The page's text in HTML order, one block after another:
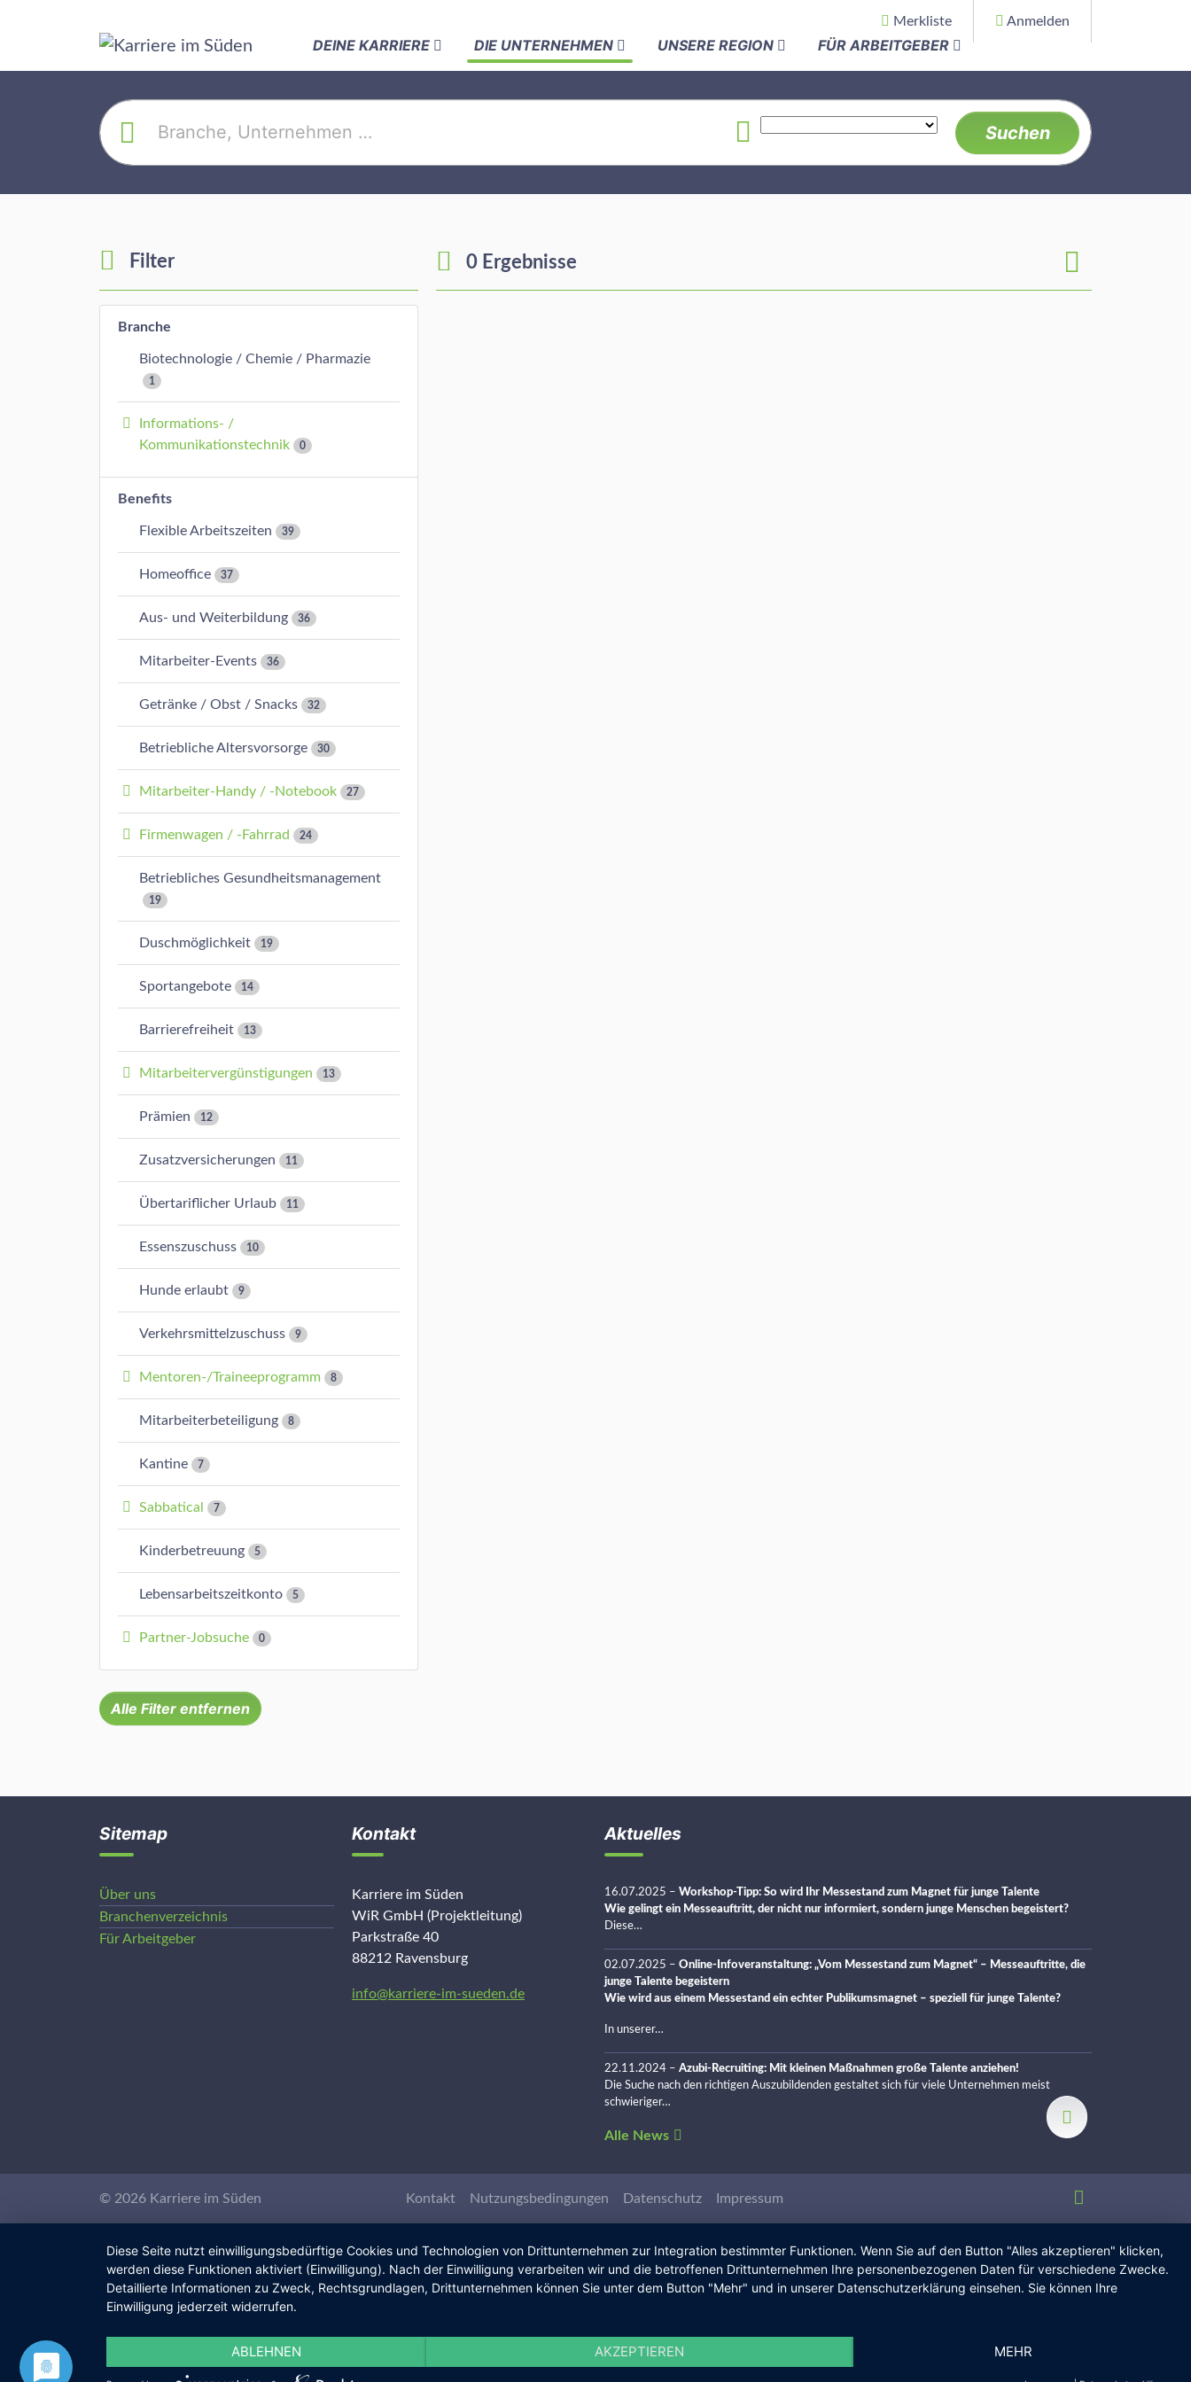
Merkliste Anmelden
DEINE KARRIERE DIE UNTERNEHMEN UNSERE REGION FÜR ARBEITGEBER
Suchen
Filter
Branche
Biotechnologie / Chemie / Pharmazie
1
Informations- /
Kommunikationstechnik
0
Benefits
Flexible Arbeitszeiten 39
Homeoffice 37
Aus- und Weiterbildung 36
Mitarbeiter-Events 36
Getränke / Obst / Snacks 32
Betriebliche Altersvorsorge 30
Mitarbeiter-Handy / -Notebook 27
Firmenwagen / -Fahrrad 24
Betriebliches Gesundheitsmanagement
19
Duschmöglichkeit 19
Sportangebote 14
Barrierefreiheit 13
Mitarbeitervergünstigungen 13
Prämien 12
Zusatzversicherungen 11
Übertariflicher Urlaub 11
Essenszuschuss 10
Hunde erlaubt 9
Verkehrsmittelzuschuss 9
Mentoren-/Traineeprogramm 8
Mitarbeiterbeteiligung 8
Kantine 7
Sabbatical 7
Kinderbetreuung 5
Lebensarbeitszeitkonto 5
Partner-Jobsuche 0
Alle Filter entfernen
0 Ergebnisse
Sitemap
Über uns
Branchenverzeichnis
Für Arbeitgeber
Kontakt
Karriere im Süden
WiR GmbH (Projektleitung)
Parkstraße 40
88212 Ravensburg
info@karriere-im-sueden.de
Aktuelles
16.07.2025 – Workshop-Tipp: So wird Ihr Messestand zum Magnet für junge Talente
Wie gelingt ein Messeauftritt, der nicht nur informiert, sondern junge Menschen begeistert?
Diese…
02.07.2025 – Online-Infoveranstaltung: „Vom Messestand zum Magnet“ – Messeauftritte, die
junge Talente begeistern
Wie wird aus einem Messestand ein echter Publikumsmagnet – speziell für junge Talente?
In unserer…
22.11.2024 – Azubi-Recruiting: Mit kleinen Maßnahmen große Talente anziehen!
Die Suche nach den richtigen Auszubildenden gestaltet sich für viele Unternehmen meist
schwieriger…
Alle News
© 2026 Karriere im Süden Kontakt Nutzungsbedingungen Datenschutz Impressum
Diese Seite nutzt einwilligungsbedürftige Cookies und Technologien von Drittunternehmen zur Integration bestimmter Funktionen. Wenn Sie auf den Button "Alles akzeptieren" klicken,
werden diese Funktionen aktiviert (Einwilligung). Nach der Einwilligung verarbeiten wir und die betroffenen Drittunternehmen Ihre personenbezogenen Daten für verschiedene Zwecke.
Detaillierte Informationen zu Zweck, Rechtsgrundlagen, Drittunternehmen können Sie unter dem Button "Mehr" und in unserer Datenschutzerklärung einsehen. Sie können Ihre
Einwilligung jederzeit widerrufen.
ABLEHNEN AKZEPTIEREN MEHR